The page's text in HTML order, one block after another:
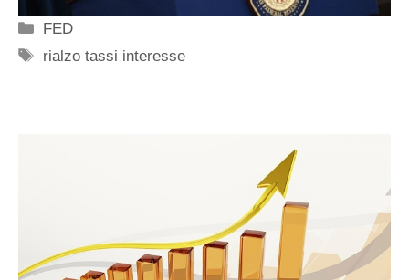
Categorie
FED
Tag
rialzo tassi interesse